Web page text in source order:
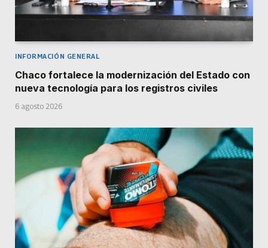
INFORMACIÓN GENERAL
Chaco fortalece la modernización del Estado con
nueva tecnología para los registros civiles
6 agosto 2026